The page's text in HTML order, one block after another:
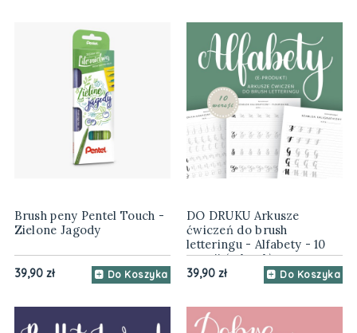
Brush peny Pentel Touch -
Zielone Jagody
39,90 zł Do Koszyka
DO DRUKU Arkusze
ćwiczeń do brush
letteringu - Alfabety - 10
wersji (e-book)
39,90 zł Do Koszyka